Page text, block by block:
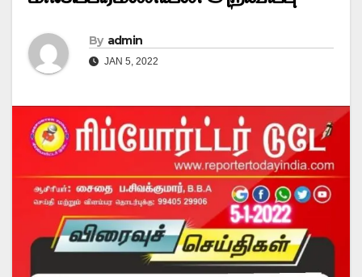
By admin
JAN 5, 2022